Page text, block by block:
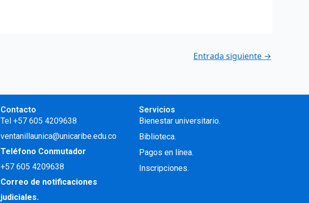
Entrada siguiente →
Contacto
Tel +57 605 4209638
ventanillaunica@unicaribe.edu.co
Teléfono Conmutador
+57605 4209638
Correo de notificaciones
judiciales.
Servicios
Bienestar universitario.
Biblioteca.
Pagos en línea.
Inscripciones.